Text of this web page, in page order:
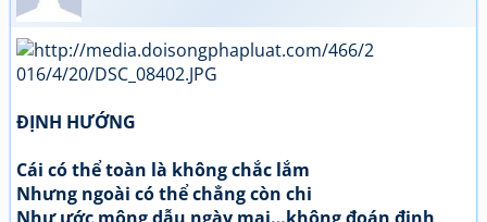
ĐỊNH HƯỚNG
Cái có thể toàn là không chắc lắm
Nhưng ngoài có thể chẳng còn chi